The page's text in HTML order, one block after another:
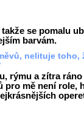
se pomalu
barvám.
nelituje toho,
rýmu a zítra ráno
pro mě není role,